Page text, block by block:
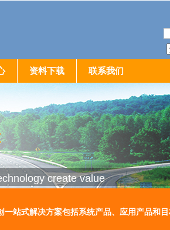
资料下载 联系我们
create value
站式解决方案包括系统产品、应用产品和目